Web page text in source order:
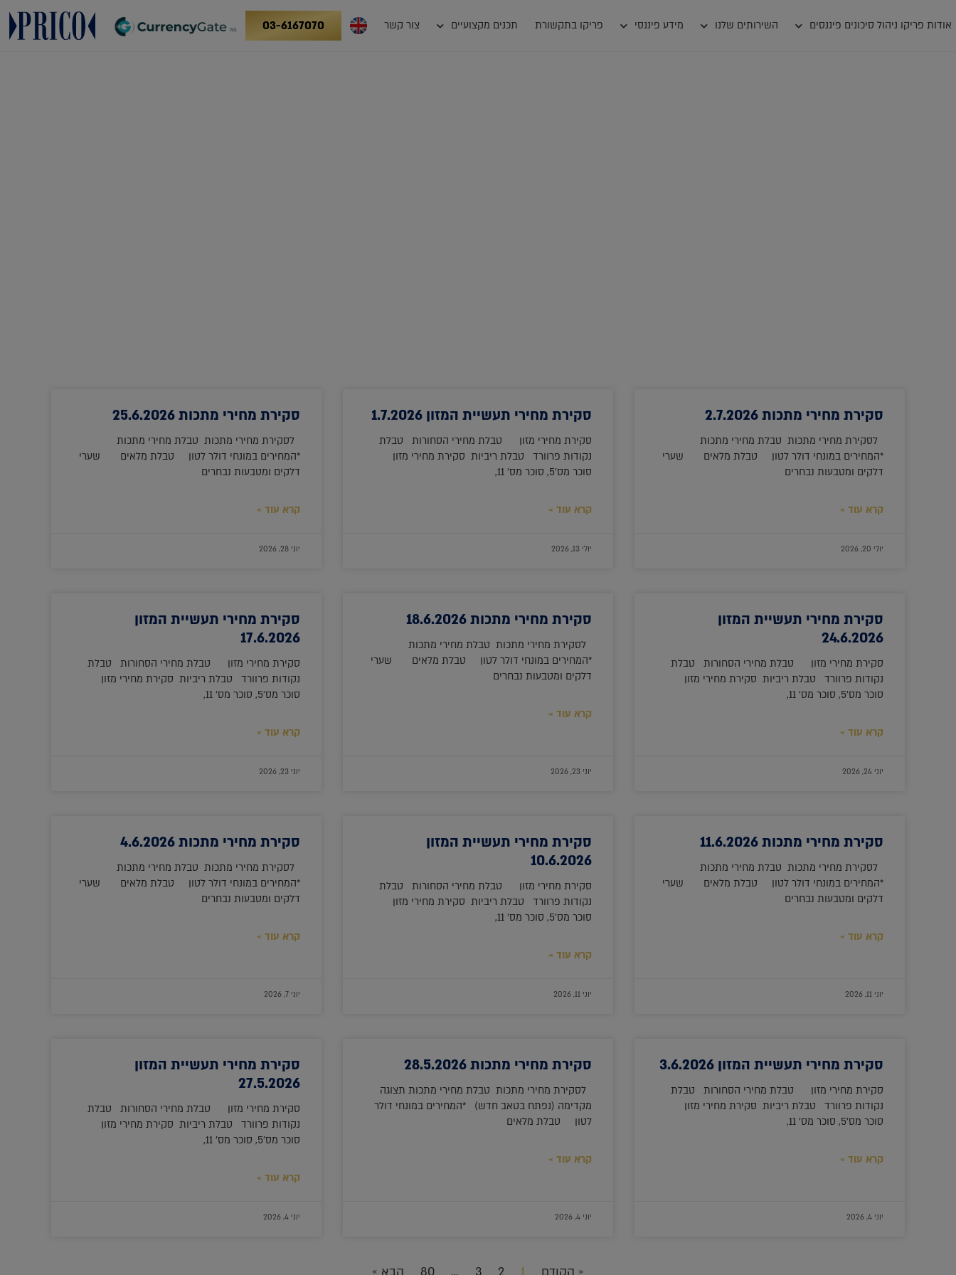
אודות פריקו ניהול סיכונים פיננסים השירותים שלנו מידע פיננסי פריקו בתקשורת תכנים מקצועיים צור קשר 03-6167070
סקירת מחירי מתכות 2.7.2026
לסקירת מחירי מתכות טבלת מחירי מתכות
*המחירים במונחי דולר לטון טבלת מלאים שערי
דלקים ומטבעות נבחרים
קרא עוד »
יולי 20, 2026
סקירת מחירי תעשיית המזון 1.7.2026
סקירת מחירי מזון טבלת מחירי הסחורות טבלת
נקודות פרוורד טבלת ריביות סקירת מחירי מזון
סוכר מס'5, סוכר מס' 11,
קרא עוד »
יולי 13, 2026
סקירת מחירי מתכות 25.6.2026
לסקירת מחירי מתכות טבלת מחירי מתכות
*המחירים במונחי דולר לטון טבלת מלאים שערי
דלקים ומטבעות נבחרים
קרא עוד »
יוני 28, 2026
סקירת מחירי תעשיית המזון
24.6.2026
סקירת מחירי מזון טבלת מחירי הסחורות טבלת
נקודות פרוורד טבלת ריביות סקירת מחירי מזון
סוכר מס'5, סוכר מס' 11,
קרא עוד »
יוני 24, 2026
סקירת מחירי מתכות 18.6.2026
לסקירת מחירי מתכות טבלת מחירי מתכות
*המחירים במונחי דולר לטון טבלת מלאים שערי
דלקים ומטבעות נבחרים
קרא עוד »
יוני 23, 2026
סקירת מחירי תעשיית המזון
17.6.2026
סקירת מחירי מזון טבלת מחירי הסחורות טבלת
נקודות פרוורד טבלת ריביות סקירת מחירי מזון
סוכר מס'5, סוכר מס' 11,
קרא עוד »
יוני 23, 2026
סקירת מחירי מתכות 11.6.2026
לסקירת מחירי מתכות טבלת מחירי מתכות
*המחירים במונחי דולר לטון טבלת מלאים שערי
דלקים ומטבעות נבחרים
קרא עוד »
יוני 11, 2026
סקירת מחירי תעשיית המזון
10.6.2026
סקירת מחירי מזון טבלת מחירי הסחורות טבלת
נקודות פרוורד טבלת ריביות סקירת מחירי מזון
סוכר מס'5, סוכר מס' 11,
קרא עוד »
יוני 11, 2026
סקירת מחירי מתכות 4.6.2026
לסקירת מחירי מתכות טבלת מחירי מתכות
*המחירים במונחי דולר לטון טבלת מלאים שערי
דלקים ומטבעות נבחרים
קרא עוד »
יוני 7, 2026
סקירת מחירי תעשיית המזון 3.6.2026
סקירת מחירי מזון טבלת מחירי הסחורות טבלת
נקודות פרוורד טבלת ריביות סקירת מחירי מזון
סוכר מס'5, סוכר מס' 11,
קרא עוד »
יוני 4, 2026
סקירת מחירי מתכות 28.5.2026
לסקירת מחירי מתכות טבלת מחירי מתכות תצוגה
מקדימה (נפתח בטאב חדש) *המחירים במונחי דולר
לטון טבלת מלאים
קרא עוד »
יוני 4, 2026
סקירת מחירי תעשיית המזון
27.5.2026
סקירת מחירי מזון טבלת מחירי הסחורות טבלת
נקודות פרוורד טבלת ריביות סקירת מחירי מזון
סוכר מס'5, סוכר מס' 11,
קרא עוד »
יוני 4, 2026